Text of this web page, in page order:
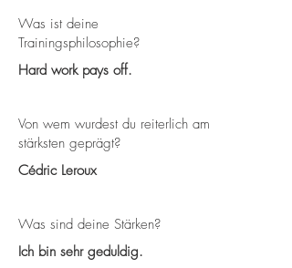
Was ist deine
Trainingsphilosophie?
Hard work pays off.
Von wem wurdest du reiterlich am
stärksten geprägt?
Cédric Leroux
Was sind deine Stärken?
Ich bin sehr geduldig.